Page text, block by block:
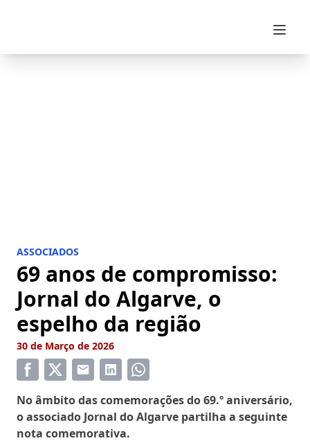
ASSOCIADOS
69 anos de compromisso:
Jornal do Algarve, o
espelho da região
30 de Março de 2026
No âmbito das comemorações do 69.º aniversário,
o associado Jornal do Algarve partilha a seguinte
nota comemorativa.